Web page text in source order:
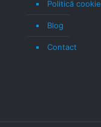
Politică cookie
Blog
Contact